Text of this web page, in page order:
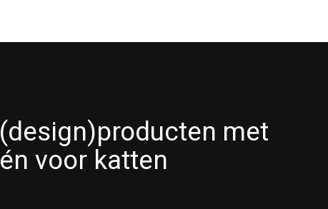
(design)producten met
én voor katten